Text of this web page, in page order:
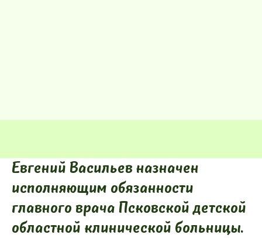
Евгений Васильев назначен
исполняющим обязанности
главного врача Псковской детской
областной клинической больницы.